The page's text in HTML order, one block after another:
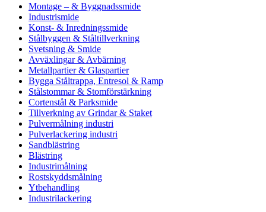
Montage – & Byggnadssmide
Industrismide
Konst- & Inredningssmide
Stålbyggen & Ståltillverkning
Svetsning & Smide
Avväxlingar & Avbärning
Metallpartier & Glaspartier
Bygga Ståltrappa, Entresol & Ramp
Stålstommar & Stomförstärkning
Cortenstål & Parksmide
Tillverkning av Grindar & Staket
Pulvermålning industri
Pulverlackering industri
Sandblästring
Blästring
Industrimålning
Rostskyddsmålning
Ytbehandling
Industrilackering